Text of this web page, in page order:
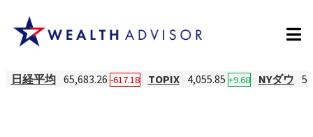
日経平均 65,683.26 -617.18 TOPIX 4,055.85 +9.68 NYダウ